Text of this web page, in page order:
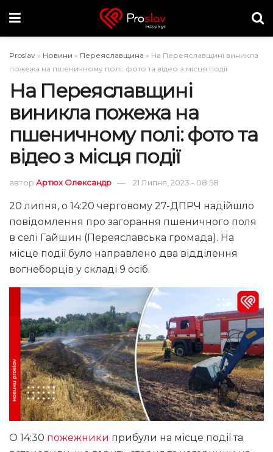
Proslav » Новини » Переяславщина » На Переяславщині виникла
пожежа на пшеничному полі: фото та відео з місця події
На Переяславщині
виникла пожежа на
пшеничному полі: фото та
відео з місця події
автор Артюх Олександр 21 Липня, 2023 - 08:58
20 липня, о 14:20 черговому 27-ДПРЧ надійшло
повідомлення про загорання пшеничного поля
в селі Гайшин (Переяславська громада). На
місце події було направлено два відділення
вогнеборців у складі 9 осіб.
О 14:30 пожежники прибули на місце події та